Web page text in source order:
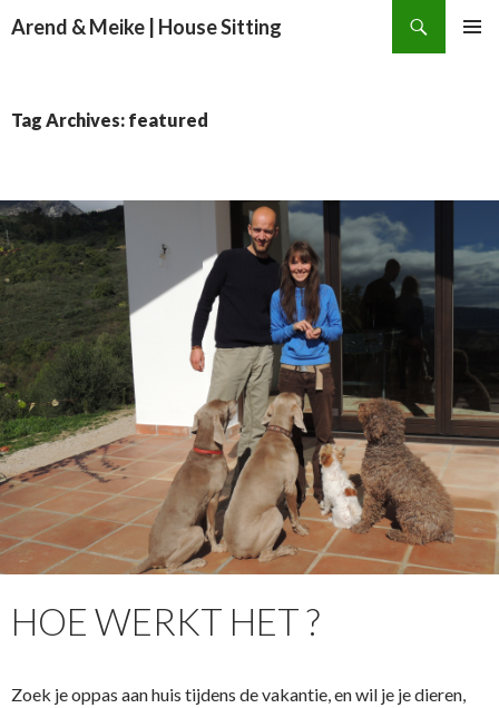
Arend & Meike | House Sitting
Tag Archives: featured
HOE WERKT HET ?
Zoek je oppas aan huis tijdens de vakantie, en wil je je dieren,